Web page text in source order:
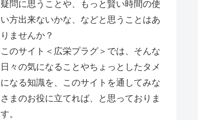
疑問に思うことや、もっと賢い時間の使
い方出来ないかな、などと思うことはあ
りませんか？
このサイト＜広栄プラグ＞では、そんな
日々の気になることやちょっとしたタメ
になる知識を、このサイトを通してみな
さまのお役に立てれば、と思っておりま
す。